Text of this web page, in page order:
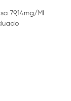
79,14mg/Ml